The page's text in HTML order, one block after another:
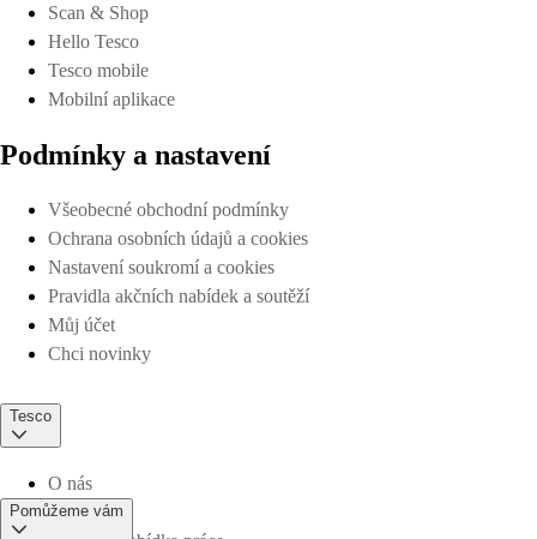
Scan & Shop
Hello Tesco
Tesco mobile
Mobilní aplikace
Podmínky a nastavení
Všeobecné obchodní podmínky
Ochrana osobních údajů a cookies
Nastavení soukromí a cookies
Pravidla akčních nabídek a soutěží
Můj účet
Chci novinky
Tesco
O nás
Pomůžeme vám